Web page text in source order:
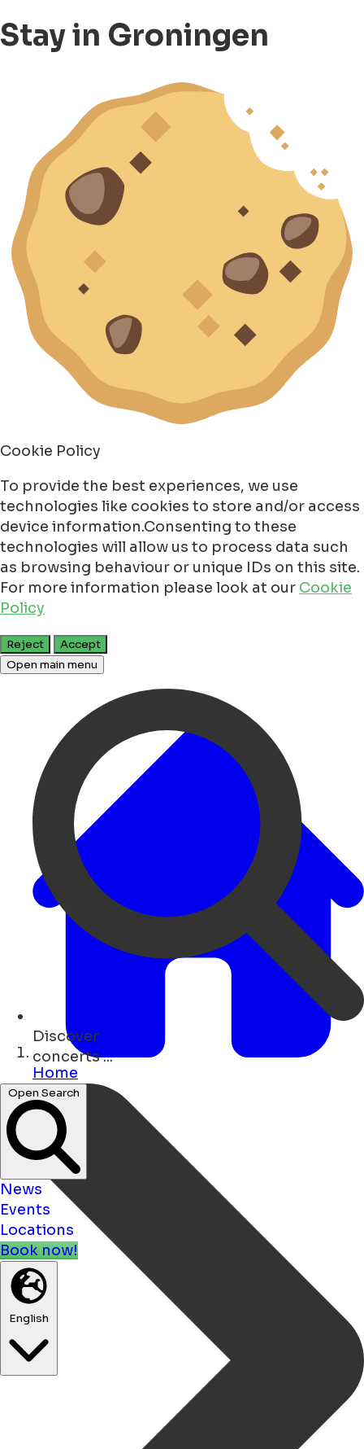
Stay in Groningen
Cookie Policy
To provide the best experiences, we use
technologies like cookies to store and/or access
device information.Consenting to these
technologies will allow us to process data such
as browsing behaviour or unique IDs on this site.
For more information please look at our Cookie
Policy
Reject
Accept
Open main menu
Discover
bars ...
Open Search
News
Events
Locations
Book now!
English
Home